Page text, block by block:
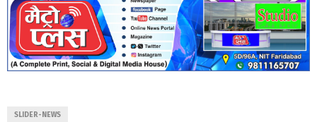
SLIDER-NEWS